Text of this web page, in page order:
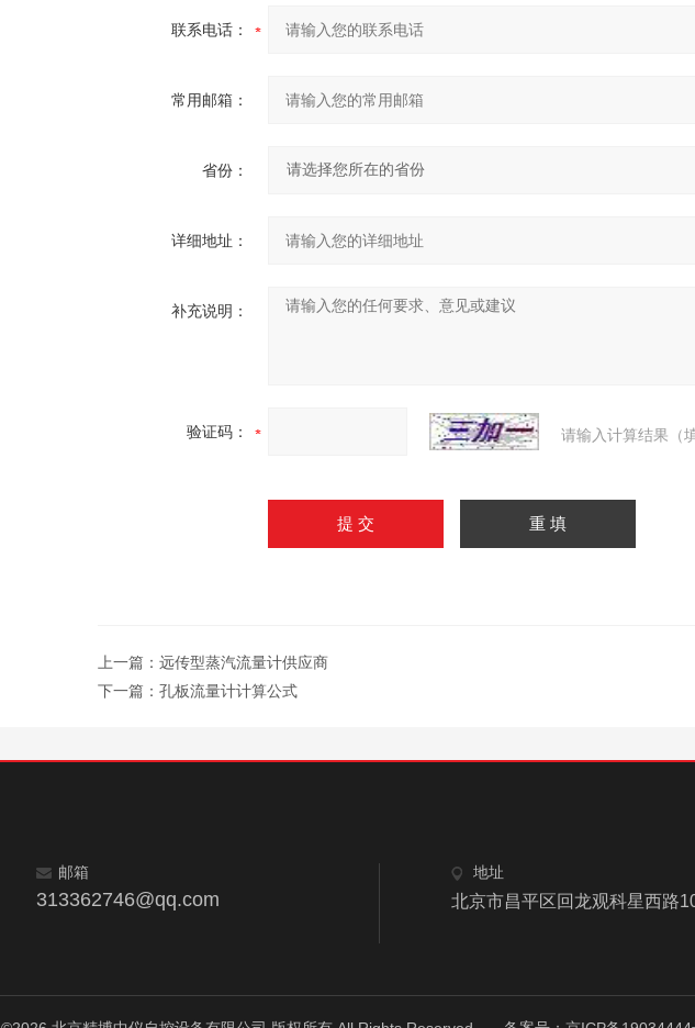
联系电话：
常用邮箱：
省份：
详细地址：
补充说明：
验证码： 请输入计算结果（
上一篇：远传型蒸汽流量计供应商
下一篇：孔板流量计计算公式
邮箱
313362746@qq.com
地址
北京市昌平区回龙观科星西路